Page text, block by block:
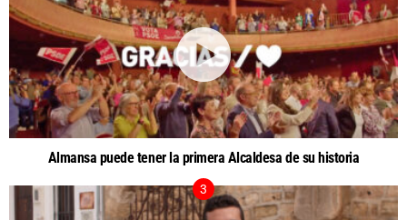
Almansa puede tener la primera Alcaldesa de su historia